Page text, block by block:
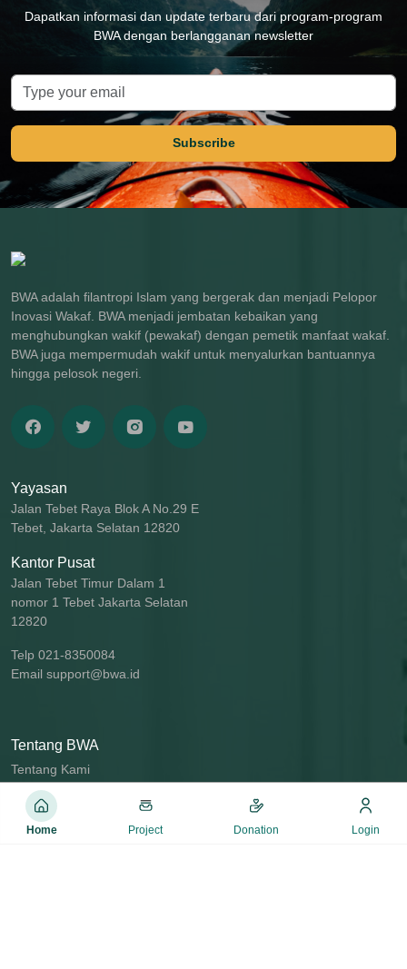
Dapatkan informasi dan update terbaru dari program-program
BWA dengan berlangganan newsletter
Subscribe
BWA adalah filantropi Islam yang bergerak dan menjadi Pelopor
Inovasi Wakaf. BWA menjadi jembatan kebaikan yang
menghubungkan wakif (pewakaf) dengan pemetik manfaat wakaf.
BWA juga mempermudah wakif untuk menyalurkan bantuannya
hingga pelosok negeri.
Yayasan
Jalan Tebet Raya Blok A No.29 E
Tebet, Jakarta Selatan 12820
Kantor Pusat
Jalan Tebet Timur Dalam 1
nomor 1 Tebet Jakarta Selatan
12820
Telp 021-8350084
Email support@bwa.id
Tentang BWA
Tentang Kami
Syarat & Ketentuan
Daftar Wakif
Blog/News
Home Project Donation Login